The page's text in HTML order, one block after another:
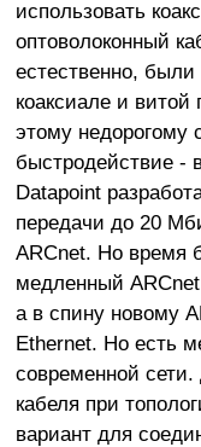
использовать
оптоволоконный
естественно,
коаксиале и витой
этому недорогому
быстродействие -
Datapoint
передачи до 20
ARCnet. Но время
медленный
а в спину новому
Ethernet. Но есть
современной
кабеля при
вариант для